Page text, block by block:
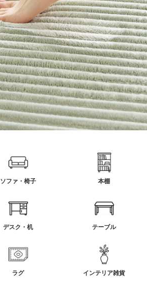
ソファ・椅子 本棚
デスク・机 テーブル
ラグ インテリア雑貨